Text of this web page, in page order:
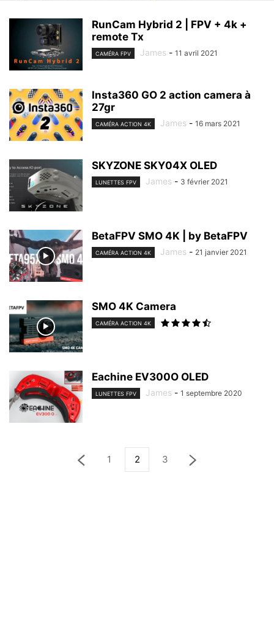
RunCam Hybrid 2 | FPV + 4k +
remote Tx
CAMÉRA FPV James - 11 avril 2021
Insta360 GO 2 action camera à
27gr
CAMÉRA ACTION 4K James - 16 mars 2021
SKYZONE SKY04X OLED
LUNETTES FPV James - 3 février 2021
BetaFPV SMO 4K | by BetaFPV
CAMÉRA ACTION 4K James - 21 janvier 2021
SMO 4K Camera
CAMÉRA ACTION 4K
Eachine EV300O OLED
LUNETTES FPV James - 1 septembre 2020
1 2 3